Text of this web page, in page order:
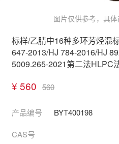
图片仅供参考，具体
标样/乙腈中16种多环芳烃混
647-2013/HJ 784-2016/HJ
5009.265-2021第二法HLPC
¥ 560 560
产品编号 BYT400198
CAS号